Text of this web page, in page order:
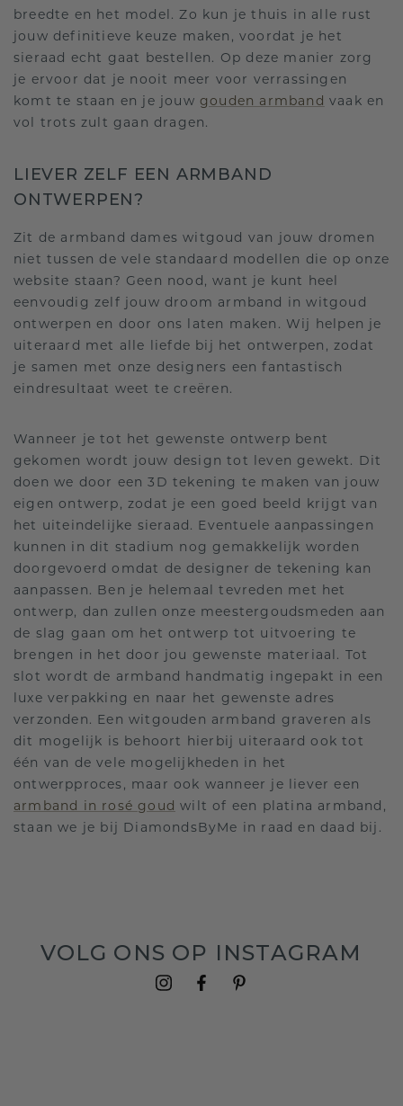
breedte en het model. Zo kun je thuis in alle rust
jouw definitieve keuze maken, voordat je het
sieraad echt gaat bestellen. Op deze manier zorg
je ervoor dat je nooit meer voor verrassingen
komt te staan en je jouw gouden armband vaak en
vol trots zult gaan dragen.
LIEVER ZELF EEN ARMBAND
ONTWERPEN?
Zit de armband dames witgoud van jouw dromen
niet tussen de vele standaard modellen die op onze
website staan? Geen nood, want je kunt heel
eenvoudig zelf jouw droom armband in witgoud
ontwerpen en door ons laten maken. Wij helpen je
uiteraard met alle liefde bij het ontwerpen, zodat
je samen met onze designers een fantastisch
eindresultaat weet te creëren.
Wanneer je tot het gewenste ontwerp bent
gekomen wordt jouw design tot leven gewekt. Dit
doen we door een 3D tekening te maken van jouw
eigen ontwerp, zodat je een goed beeld krijgt van
het uiteindelijke sieraad. Eventuele aanpassingen
kunnen in dit stadium nog gemakkelijk worden
doorgevoerd omdat de designer de tekening kan
aanpassen. Ben je helemaal tevreden met het
ontwerp, dan zullen onze meestergoudsmeden aan
de slag gaan om het ontwerp tot uitvoering te
brengen in het door jou gewenste materiaal. Tot
slot wordt de armband handmatig ingepakt in een
luxe verpakking en naar het gewenste adres
verzonden. Een witgouden armband graveren als
dit mogelijk is behoort hierbij uiteraard ook tot
één van de vele mogelijkheden in het
ontwerpproces, maar ook wanneer je liever een
armband in rosé goud wilt of een platina armband,
staan we je bij DiamondsByMe in raad en daad bij.
VOLG ONS OP INSTAGRAM